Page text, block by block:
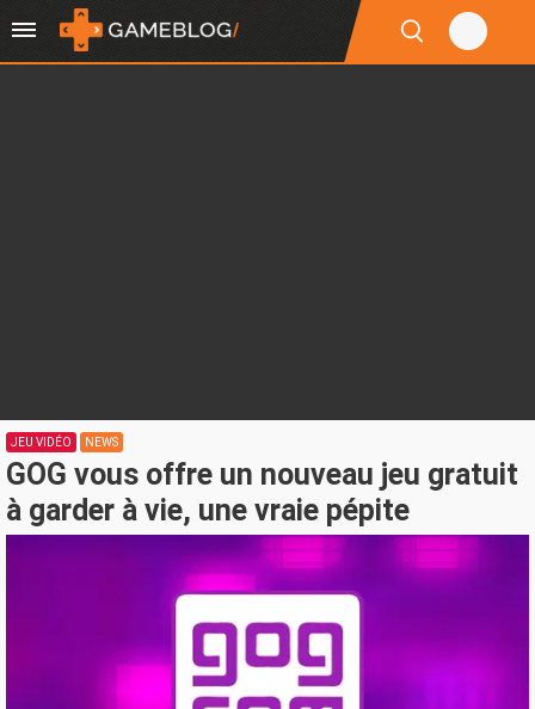
JEU VIDÉO NEWS
GOG vous offre un nouveau jeu gratuit
à garder à vie, une vraie pépite